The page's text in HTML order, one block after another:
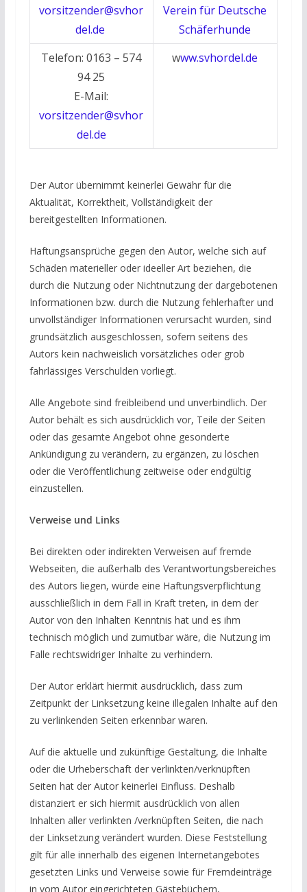
vorsitzender@svhor
del.de
Verein für Deutsche
Schäferhunde
Telefon: 0163 – 574
94 25
E-Mail:
vorsitzender@svhor
del.de
www.svhordel.de
Der Autor übernimmt keinerlei Gewähr für die
Aktualität, Korrektheit, Vollständigkeit der
bereitgestellten Informationen.
Haftungsansprüche gegen den Autor, welche sich auf
Schäden materieller oder ideeller Art beziehen, die
durch die Nutzung oder Nichtnutzung der dargebotenen
Informationen bzw. durch die Nutzung fehlerhafter und
unvollständiger Informationen verursacht wurden, sind
grundsätzlich ausgeschlossen, sofern seitens des
Autors kein nachweislich vorsätzliches oder grob
fahrlässiges Verschulden vorliegt.
Alle Angebote sind freibleibend und unverbindlich. Der
Autor behält es sich ausdrücklich vor, Teile der Seiten
oder das gesamte Angebot ohne gesonderte
Ankündigung zu verändern, zu ergänzen, zu löschen
oder die Veröffentlichung zeitweise oder endgültig
einzustellen.
Verweise und Links
Bei direkten oder indirekten Verweisen auf fremde
Webseiten, die außerhalb des Verantwortungsbereiches
des Autors liegen, würde eine Haftungsverpflichtung
ausschließlich in dem Fall in Kraft treten, in dem der
Autor von den Inhalten Kenntnis hat und es ihm
technisch möglich und zumutbar wäre, die Nutzung im
Falle rechtswidriger Inhalte zu verhindern.
Der Autor erklärt hiermit ausdrücklich, dass zum
Zeitpunkt der Linksetzung keine illegalen Inhalte auf den
zu verlinkenden Seiten erkennbar waren.
Auf die aktuelle und zukünftige Gestaltung, die Inhalte
oder die Urheberschaft der verlinkten/verknüpften
Seiten hat der Autor keinerlei Einfluss. Deshalb
distanziert er sich hiermit ausdrücklich von allen
Inhalten aller verlinkten /verknüpften Seiten, die nach
der Linksetzung verändert wurden. Diese Feststellung
gilt für alle innerhalb des eigenen Internetangebotes
gesetzten Links und Verweise sowie für Fremdeinträge
in vom Autor eingerichteten Gästebüchern,